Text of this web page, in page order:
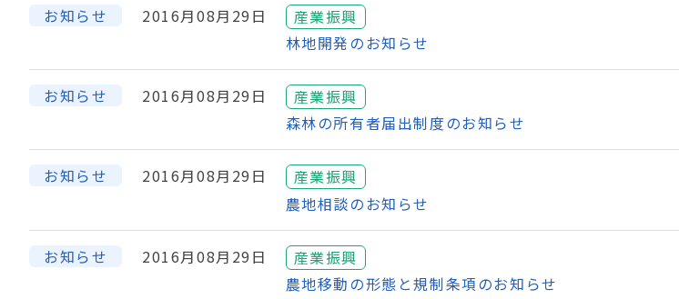
お知らせ 2016月08月29日
産業振興
林地開発のお知らせ
お知らせ 2016月08月29日
産業振興
森林の所有者届出制度のお知らせ
お知らせ 2016月08月29日
産業振興
農地相談のお知らせ
お知らせ 2016月08月29日
産業振興
農地移動の形態と規制条項のお知らせ